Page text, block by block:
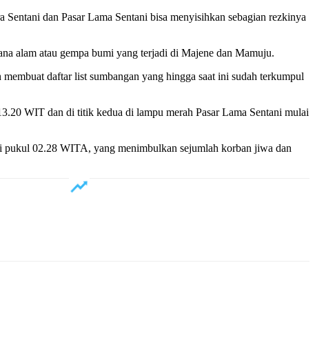
dan Pasar Lama Sentani bisa menyisihkan sebagian rezkinya
alam atau gempa bumi yang terjadi di Majene dan Mamuju.
daftar list sumbangan yang hingga saat ini sudah terkumpul
WIT dan di titik kedua di lampu merah Pasar Lama Sentani mulai
pukul 02.28 WITA, yang menimbulkan sejumlah korban jiwa dan